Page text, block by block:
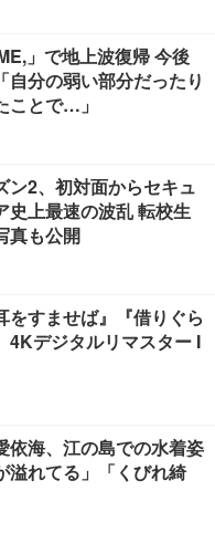
」で地上波復帰 今後
自分の弱い部分だったり
ことで…」
ン2、初対面からセキュ
史上最速の波乱 転校生
真も公開
をすませば』『借りぐら
4Kデジタルリマスター I
依海、江の島での水着姿
溢れてる」「くびれ綺